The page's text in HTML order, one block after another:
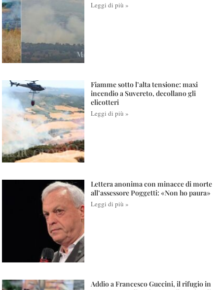
Leggi di più »
Fiamme sotto l’alta tensione: maxi
incendio a Suvereto, decollano gli
elicotteri
Leggi di più »
Lettera anonima con minacce di morte
all’assessore Poggetti: «Non ho paura»
Leggi di più »
Addio a Francesco Guccini, il rifugio in